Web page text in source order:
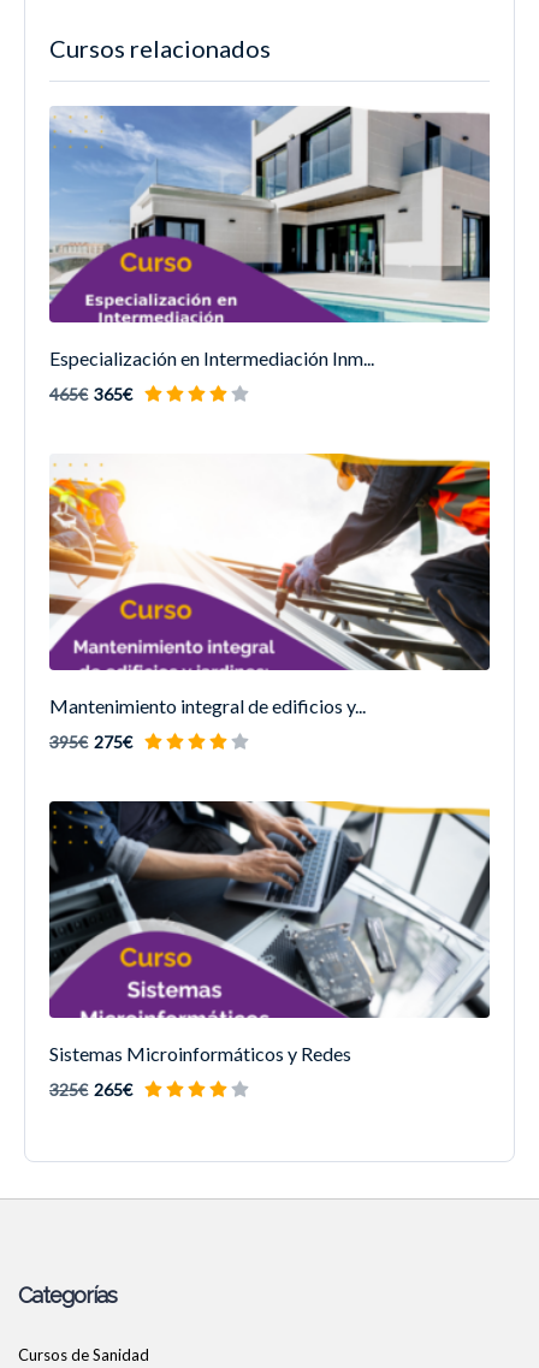
Cursos relacionados
Especialización en Intermediación Inm...
465€ 365€
Mantenimiento integral de edificios y...
395€ 275€
Sistemas Microinformáticos y Redes
325€ 265€
Categorías
Cursos de Sanidad